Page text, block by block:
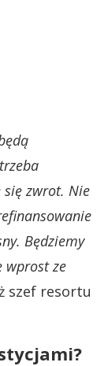
zwrot. Nie
Będziemy
wprost ze
szef resortu